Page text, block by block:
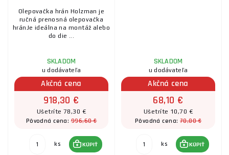
Olepovačka hrán Holzman je
ručná prenosná olepovačka
hránJe ideálna na montáž alebo
do die ...
SKLADOM
u dodávateľa
Akčná cena
918,30 €
Ušetríte 78,30 €
Pôvodná cena:996,60 €
ks KÚPIŤ
SKLADOM
u dodávateľa
Akčná cena
68,10 €
Ušetríte 10,70 €
Pôvodná cena:78,80 €
ks KÚPIŤ